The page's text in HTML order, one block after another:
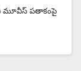
మూవీస్ పతాకంపై